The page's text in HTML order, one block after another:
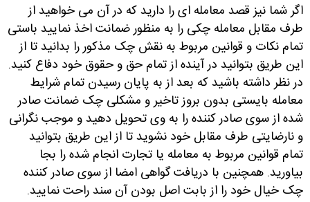
اگر شما نیز قصد معامله ای را دارید که در آن می خواهید از
طرف مقابل معامله چکی را به منظور ضمانت اخذ نمایید باستی
تمام نکات و قوانین مربوط به نقش چک مذکور را بدانید تا از
این طریق بتوانید در آینده از تمام حق و حقوق خود دفاع کنید.
در نظر داشته باشید که بعد از به پایان رسیدن تمام شرایط
معامله بایستی بدون بروز تاخیر و مشکلی چک ضمانت صادر
شده از سوی صادر کننده را به وی تحویل دهید و موجب نگرانی
و نارضایتی طرف مقابل خود نشوید تا از این طریق بتوانید
تمام قوانین مربوط به معامله یا تجارت انجام شده را بجا
بیاورید. همچنین با دریافت گواهی امضا از سوی صادر کننده
چک خیال خود را از بابت اصل بودن آن سند راحت نمایید.